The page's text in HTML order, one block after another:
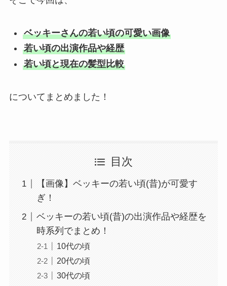
ベッキーさんの若い頃の可愛い画像
若い頃の出演作品や経歴
若い頃と現在の髪型比較
についてまとめました！
目次
【画像】ベッキーの若い頃(昔)が可愛す
ぎ！
ベッキーの若い頃(昔)の出演作品や経歴を
時系列でまとめ！
10代の頃
20代の頃
30代の頃